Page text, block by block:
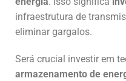
infraestrutura de
eliminar gargalos.
Será crucial investir em
armazenamento de